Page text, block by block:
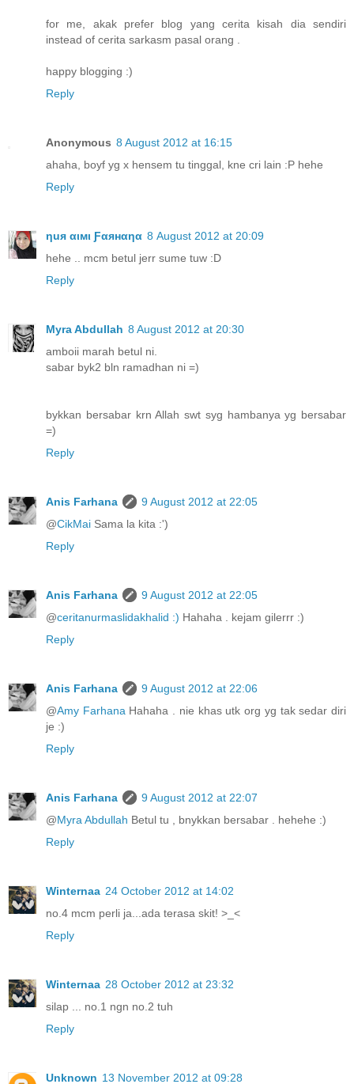
for me, akak prefer blog yang cerita kisah dia sendiri
instead of cerita sarkasm pasal orang .
happy blogging :)
Reply
Anonymous 8 August 2012 at 16:15
ahaha, boyf yg x hensem tu tinggal, kne cri lain :P hehe
Reply
ηuя αιмι Ƒαянαηα 8 August 2012 at 20:09
hehe .. mcm betul jerr sume tuw :D
Reply
Myra Abdullah 8 August 2012 at 20:30
amboii marah betul ni.
sabar byk2 bln ramadhan ni =)
bykkan bersabar krn Allah swt syg hambanya yg bersabar
=)
Reply
Anis Farhana
9 August 2012 at 22:05
@CikMai Sama la kita :')
Reply
Anis Farhana
9 August 2012 at 22:05
@ceritanurmaslidakhalid :) Hahaha . kejam gilerrr :)
Reply
Anis Farhana
9 August 2012 at 22:06
@Amy Farhana Hahaha . nie khas utk org yg tak sedar diri
je :)
Reply
Anis Farhana
9 August 2012 at 22:07
@Myra Abdullah Betul tu , bnykkan bersabar . hehehe :)
Reply
Winternaa 24 October 2012 at 14:02
no.4 mcm perli ja...ada terasa skit! >_<
Reply
Winternaa 28 October 2012 at 23:32
silap ... no.1 ngn no.2 tuh
Reply
Unknown 13 November 2012 at 09:28